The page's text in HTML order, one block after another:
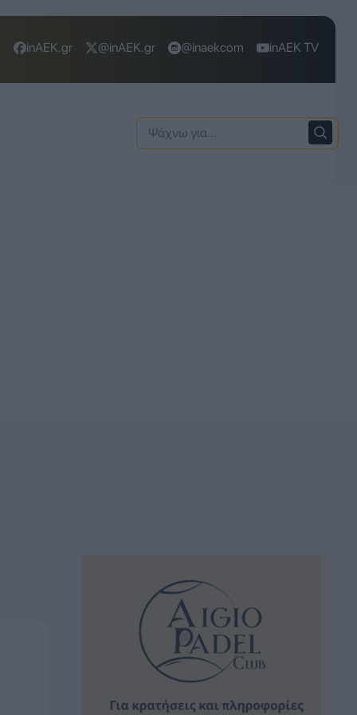
inAEK.gr @inAEK.gr @inaekcom inAEK TV